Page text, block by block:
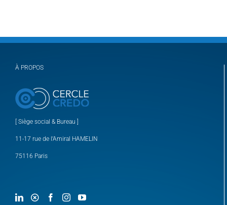
À PROPOS
[ Siège social & Bureau ]
11-17 rue de l’Amiral HAMELIN
75116 Paris